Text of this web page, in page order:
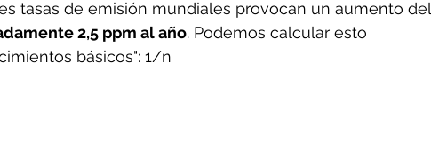
tasas de emisión mundiales provocan un aumento del
2,5 ppm al año. Podemos calcular esto
básicos": 1/n